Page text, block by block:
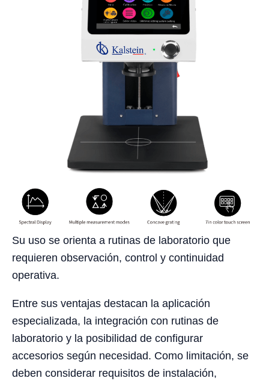
Su uso se orienta a rutinas de laboratorio que
requieren observación, control y continuidad
operativa.
Entre sus ventajas destacan la aplicación
especializada, la integración con rutinas de
laboratorio y la posibilidad de configurar
accesorios según necesidad. Como limitación, se
deben considerar requisitos de instalación,